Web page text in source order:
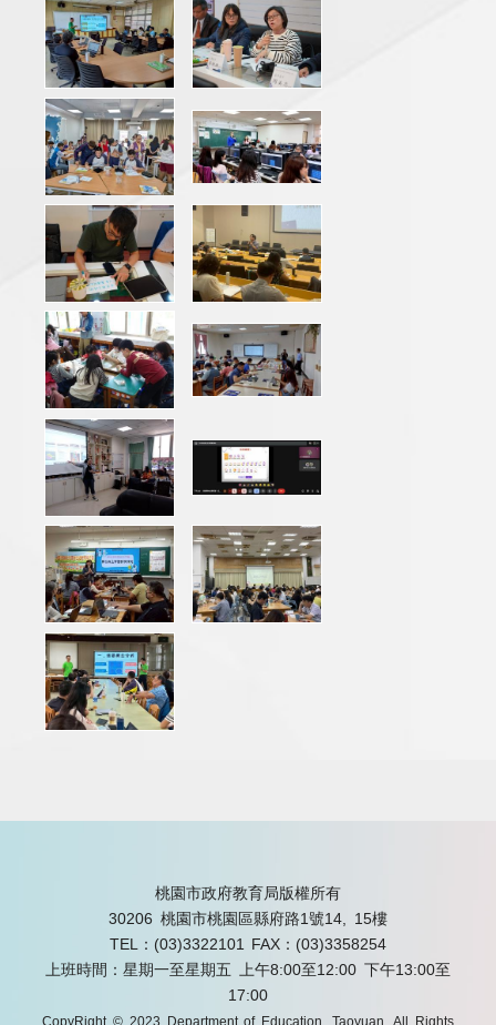
桃園市政府教育局版權所有
30206 桃園市桃園區縣府路1號14, 15樓
TEL：(03)3322101
FAX：(03)3358254
上班時間：星期一至星期五 上午8:00至12:00 下午13:00至
17:00
CopyRight © 2023 Department of Education, Taoyuan. All Rights